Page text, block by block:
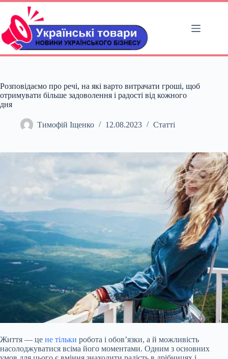
Перейти
вмісту
Розповідаємо про речі, на які варто витрачати гроші, щоб
отримувати більше задоволення і радості від кожного
дня
Тимофій Іщенко 12.08.2023 Статті
Життя — це не тільки робота і обов’язки, а й можливість
насолоджуватися всіма його моментами. Одним з основних